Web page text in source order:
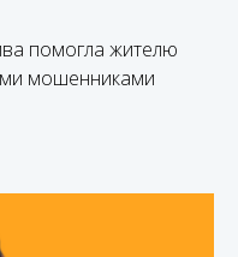
помогла жителю
мошенниками